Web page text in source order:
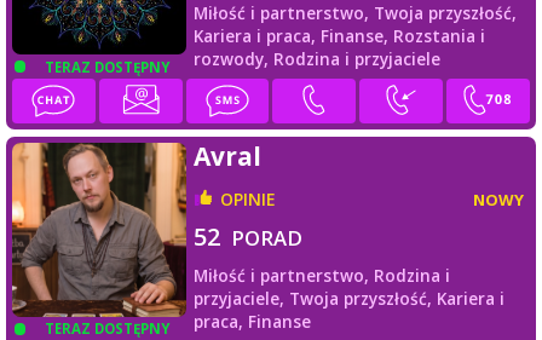
TERAZ DOSTĘPNY
Miłość i partnerstwo, Twoja przyszłość,
Kariera i praca, Finanse, Rozstania i
rozwody, Rodzina i przyjaciele
TERAZ DOSTĘPNY
Avral
OPINIE NOWY
52 PORAD
Miłość i partnerstwo, Rodzina i
przyjaciele, Twoja przyszłość, Kariera i
praca, Finanse